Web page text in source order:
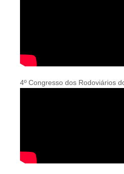
4º Congresso dos Rodoviários